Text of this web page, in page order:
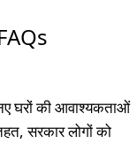
घरों की आवाश्यकताओं
सरकार लोगों को